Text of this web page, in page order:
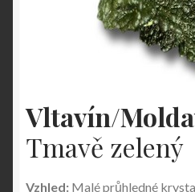
Vltavín/
Tmavě zelený
Vzhled: Malé průhledné